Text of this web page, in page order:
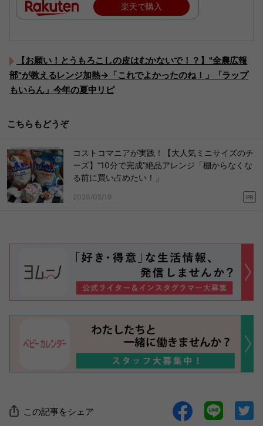
楽天で購入
【お願い！とうもろこしの皮はむかないで！？】"全農広報
部"が教えるレンジ加熱→「これでよかったのね！」「ラップ
もいらん」今年の夏中リピ
こちらもどうぞ
コストコマニアが実践！【大人気ミニサイズのチ
ーズ】“10分で完成”絶品アレンジ「棚からなくな
る前に買い占めたい！」
2026/05/19 PR
この記事をシェア